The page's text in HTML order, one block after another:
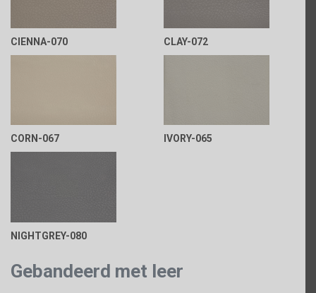
CIENNA-070 CLAY-072
CORN-067 IVORY-065
NIGHTGREY-080
Gebandeerd met leer